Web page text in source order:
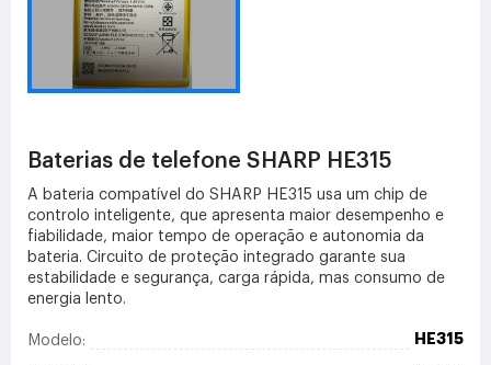
Baterias de telefone SHARP HE315
A bateria compatível do SHARP HE315 usa um chip de
controlo inteligente, que apresenta maior desempenho e
fiabilidade, maior tempo de operação e autonomia da
bateria. Circuito de proteção integrado garante sua
estabilidade e segurança, carga rápida, mas consumo de
energia lento.
Modelo: HE315